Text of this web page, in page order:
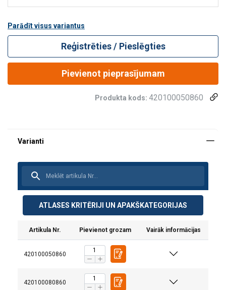
Parādīt visus variantus
Reģistrēties / Pieslēgties
Pievienot pieprasījumam
Produkta kods: 420100050860
ATLASES KRITĒRIJI UN APAKŠKATEGORIJAS
Artikula Nr. Pievienot grozam Vairāk informācijas
420100050860
420100080860